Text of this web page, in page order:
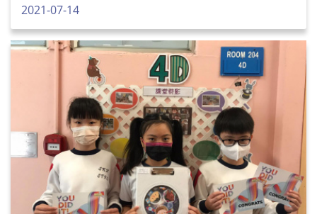
2021-07-14